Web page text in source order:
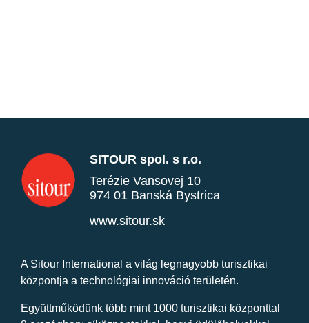
SITOUR spol. s r.o.
Terézie Vansovej 10
974 01 Banská Bystrica
www.sitour.sk
A Sitour International a világ legnagyobb turisztikai
központja a technológiai innováció területén.
Együttműködünk több mint 1000 turisztikai központtal